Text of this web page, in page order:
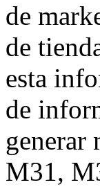
de
de
esta
de
generar
M31,